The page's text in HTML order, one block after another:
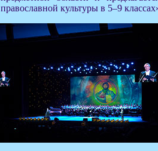
православной культуры в 5–9